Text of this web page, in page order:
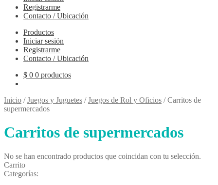
Registrarme
Contacto / Ubicación
Productos
Iniciar sesión
Registrarme
Contacto / Ubicación
$ 0 0 productos
Inicio /Juegos y Juguetes /Juegos de Rol y Oficios /Carritos de
supermercados
Carritos de supermercados
No se han encontrado productos que coincidan con tu selección.
Carrito
Categorías: